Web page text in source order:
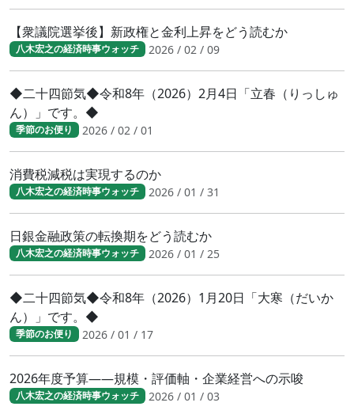
【衆議院選挙後】新政権と金利上昇をどう読むか
八木宏之の経済時事ウォッチ 2026 / 02 / 09
◆二十四節気◆令和8年（2026）2月4日「立春（りっしゅ
ん）」です。◆
季節のお便り 2026 / 02 / 01
消費税減税は実現するのか
八木宏之の経済時事ウォッチ 2026 / 01 / 31
日銀金融政策の転換期をどう読むか
八木宏之の経済時事ウォッチ 2026 / 01 / 25
◆二十四節気◆令和8年（2026）1月20日「大寒（だいか
ん）」です。◆
季節のお便り 2026 / 01 / 17
2026年度予算――規模・評価軸・企業経営への示唆
八木宏之の経済時事ウォッチ 2026 / 01 / 03